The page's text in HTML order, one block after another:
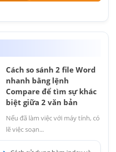
Cách so sánh 2 file Word
nhanh bằng lệnh
Compare để tìm sự khác
biệt giữa 2 văn bản
Nếu đã làm việc với máy tính, có
lẽ việc soạn...